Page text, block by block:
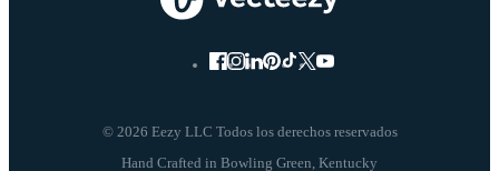
© 2026 Eezy LLC Todos los derechos reservados